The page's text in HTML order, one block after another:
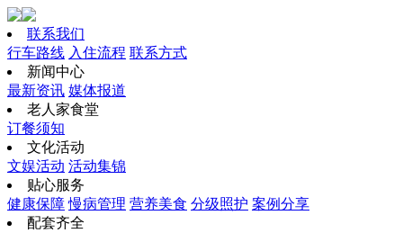
联系我们
行车路线 入住流程 联系方式
新闻中心
最新资讯 媒体报道
老人家食堂
订餐须知
文化活动
文娱活动 活动集锦
贴心服务
健康保障 慢病管理 营养美食 分级照护 案例分享
配套齐全